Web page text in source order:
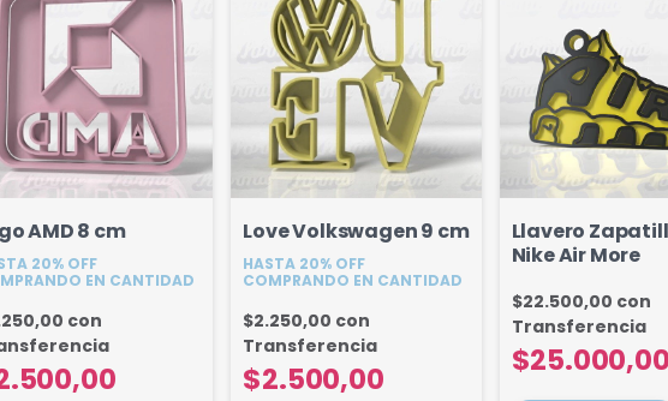
AMD 8 cm
20% OFF
EN CANTIDAD
con
Love Volkswagen 9 cm
HASTA 20% OFF
COMPRANDO EN CANTIDAD
$2.500,00
$2.250,00 con
Transferencia
Llavero
Nike Air More
$25.000,00
$22.500,00 con
Transferencia